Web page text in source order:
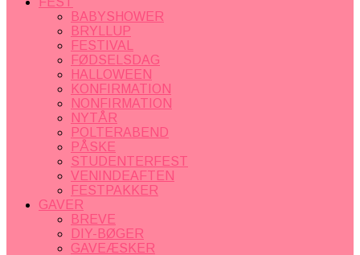
BABYSHOWER
BRYLLUP
FESTIVAL
FØDSELSDAG
HALLOWEEN
KONFIRMATION
NONFIRMATION
NYTÅR
POLTERABEND
PÅSKE
STUDENTERFEST
VENINDEAFTEN
FESTPAKKER
GAVER
BREVE
DIY-BØGER
GAVEÆSKER